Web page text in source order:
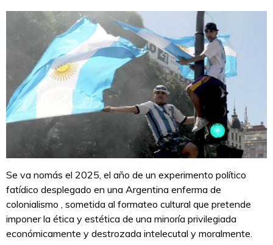
Se va nomás el 2025, el año de un experimento político
fatídico desplegado en una Argentina enferma de
colonialismo , sometida al formateo cultural que pretende
imponer la ética y estética de una minoría privilegiada
económicamente y destrozada intelecutal y moralmente.